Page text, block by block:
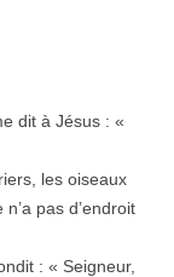
dit à Jésus : «
les oiseaux
pas d’endroit
: « Seigneur,